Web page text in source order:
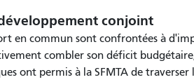
conjoint
en commun sont confrontées à
combler son déficit
ont permis à la SFMTA de traverser